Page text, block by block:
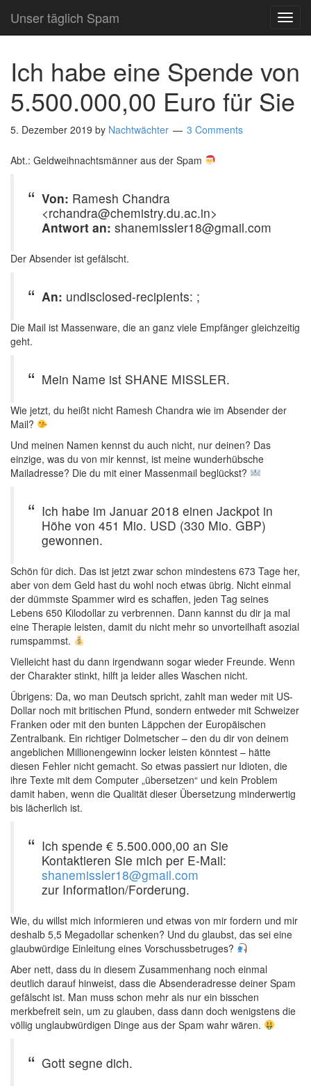
Unser täglich Spam
Ich habe eine Spende von
5.500.000,00 Euro für Sie
5. Dezember 2019 by Nachtwächter 3 Comments
Abt.: Geldweihnachtsmänner aus der Spam
Von: Ramesh Chandra
<rchandra@chemistry.du.ac.in>
Antwort an: shanemissler18@gmail.com
Der Absender ist gefälscht.
An: undisclosed-recipients: ;
Die Mail ist Massenware, die an ganz viele Empfänger gleichzeitig
geht.
Mein Name ist SHANE MISSLER.
Wie jetzt, du heißt nicht Ramesh Chandra wie im Absender der
Mail?
Und meinen Namen kennst du auch nicht, nur deinen? Das
einzige, was du von mir kennst, ist meine wunderhübsche
Mailadresse? Die du mit einer Massenmail beglückst?
Ich habe im Januar 2018 einen Jackpot in
Höhe von 451 Mio. USD (330 Mio. GBP)
gewonnen.
Schön für dich. Das ist jetzt zwar schon mindestens 673 Tage her,
aber von dem Geld hast du wohl noch etwas übrig. Nicht einmal
der dümmste Spammer wird es schaffen, jeden Tag seines
Lebens 650 Kilodollar zu verbrennen. Dann kannst du dir ja mal
eine Therapie leisten, damit du nicht mehr so unvorteilhaft asozial
rumspammst.
Vielleicht hast du dann irgendwann sogar wieder Freunde. Wenn
der Charakter stinkt, hilft ja leider alles Waschen nicht.
Übrigens: Da, wo man Deutsch spricht, zahlt man weder mit US-
Dollar noch mit britischen Pfund, sondern entweder mit Schweizer
Franken oder mit den bunten Läppchen der Europäischen
Zentralbank. Ein richtiger Dolmetscher – den du dir von deinem
angeblichen Millionengewinn locker leisten könntest – hätte
diesen Fehler nicht gemacht. So etwas passiert nur Idioten, die
ihre Texte mit dem Computer „übersetzen“ und kein Problem
damit haben, wenn die Qualität dieser Übersetzung minderwertig
bis lächerlich ist.
Ich spende € 5.500.000,00 an Sie
Kontaktieren Sie mich per E-Mail:
shanemissler18@gmail.com
zur Information/Forderung.
Wie, du willst mich informieren und etwas von mir fordern und mir
deshalb 5,5 Megadollar schenken? Und du glaubst, das sei eine
glaubwürdige Einleitung eines Vorschussbetruges?
Aber nett, dass du in diesem Zusammenhang noch einmal
deutlich darauf hinweist, dass die Absenderadresse deiner Spam
gefälscht ist. Man muss schon mehr als nur ein bisschen
merkbefreit sein, um zu glauben, dass dann doch wenigstens die
völlig unglaubwürdigen Dinge aus der Spam wahr wären.
Gott segne dich.